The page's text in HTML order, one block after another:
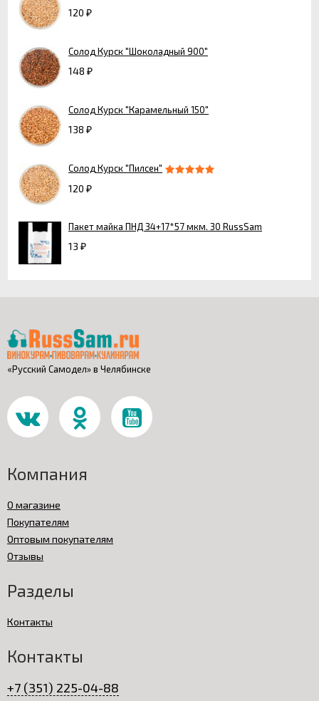
120 ₽
Солод Курск "Шоколадный 900"
148 ₽
Солод Курск "Карамельный 150"
138 ₽
Солод Курск "Пилсен"
120 ₽
Пакет майка ПНД 34+17*57 мкм. 30 RussSam
13 ₽
«Русский Самодел» в Челябинске
Компания
О магазине
Покупателям
Оптовым покупателям
Отзывы
Разделы
Контакты
Контакты
+7 (351) 225-04-88